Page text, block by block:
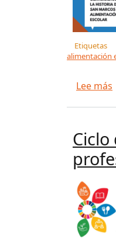
Etiquetas
alimentación
Lee más